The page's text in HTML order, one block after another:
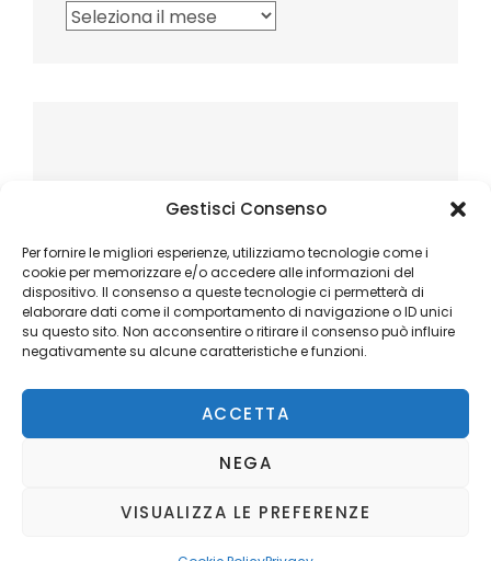
Gestisci Consenso
Per fornire le migliori esperienze, utilizziamo tecnologie come i
cookie per memorizzare e/o accedere alle informazioni del
dispositivo. Il consenso a queste tecnologie ci permetterà di
elaborare dati come il comportamento di navigazione o ID unici
su questo sito. Non acconsentire o ritirare il consenso può influire
negativamente su alcune caratteristiche e funzioni.
ACCETTA
NEGA
VISUALIZZA LE PREFERENZE
Archivi
Copyright © 2026Ilblogger.it. All Rights Reserved.